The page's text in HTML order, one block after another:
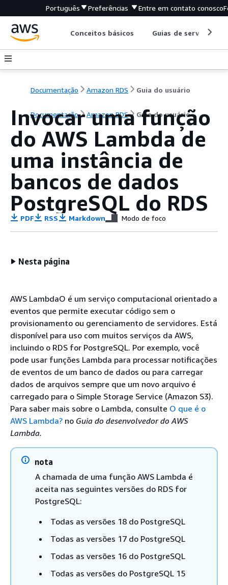
Português Preferências Entre em contato conosco
Conceitos básicos Guias de serviço
Documentação Amazon RDS Guia do usuário
Documentação Amazon RDS Guia do usuário
Invocar uma função
do AWS Lambda de
uma instância de
bancos de dados
PostgreSQL do RDS
PDF RSS Markdown Modo de foco
Nesta página
AWS LambdaO é um serviço computacional orientado a
eventos que permite executar código sem o
provisionamento ou gerenciamento de servidores. Está
disponível para uso com muitos serviços da AWS,
incluindo o RDS for PostgreSQL. Por exemplo, você
pode usar funções Lambda para processar notificações
de eventos de um banco de dados ou para carregar
dados de arquivos sempre que um novo arquivo é
carregado para o Simple Storage Service (Amazon S3).
Para saber mais sobre o Lambda, consulte O que é o
AWS Lambda? no Guia do desenvolvedor do AWS
Lambda.
nota
A chamada de uma função AWS Lambda é
aceita nas seguintes versões do RDS for
PostgreSQL:
Todas as versões 18 do PostgreSQL
Todas as versões 17 do PostgreSQL
Todas as versões 16 do PostgreSQL
Todas as versões do PostgreSQL 15